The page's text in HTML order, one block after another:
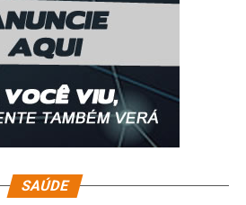
SAÚDE